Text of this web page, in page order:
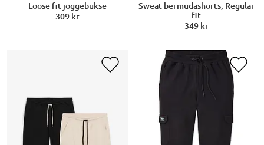
Loose fit joggebukse
309 kr
Sweat bermudashorts, Regular
fit
349 kr